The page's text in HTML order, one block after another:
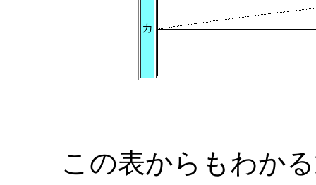
カ
この表からもわか